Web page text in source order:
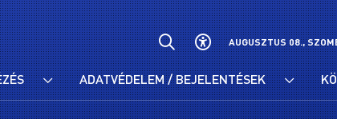
AUGUSZTUS 08.,
ADATVÉDELEM / BEJELENTÉSEK